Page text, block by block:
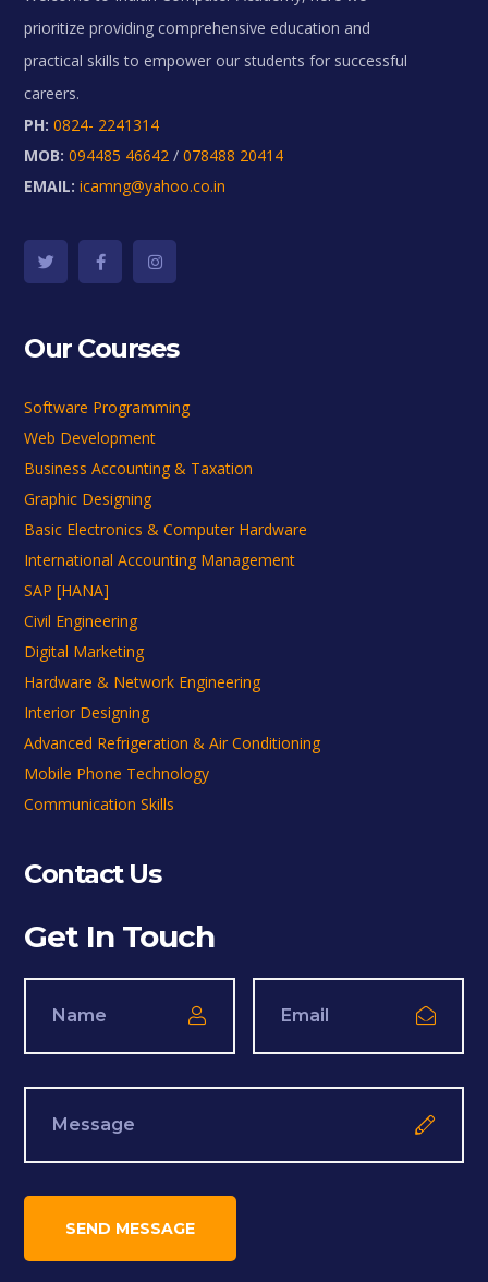
prioritize providing comprehensive education and
practical skills to empower our students for successful
careers.
PH: 0824- 2241314
MOB: 094485 46642 /078488 20414
EMAIL: icamng@yahoo.co.in
Our Courses
Software Programming
Web Development
Business Accounting & Taxation
Graphic Designing
Basic Electronics & Computer Hardware
International Accounting Management
SAP [HANA]
Civil Engineering
Digital Marketing
Hardware & Network Engineering
Interior Designing
Advanced Refrigeration & Air Conditioning
Mobile Phone Technology
Communication Skills
Contact Us
Get In Touch